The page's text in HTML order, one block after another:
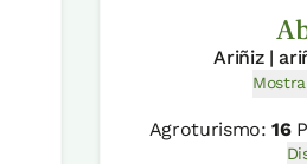
Ariñiz |
Agroturismo:16